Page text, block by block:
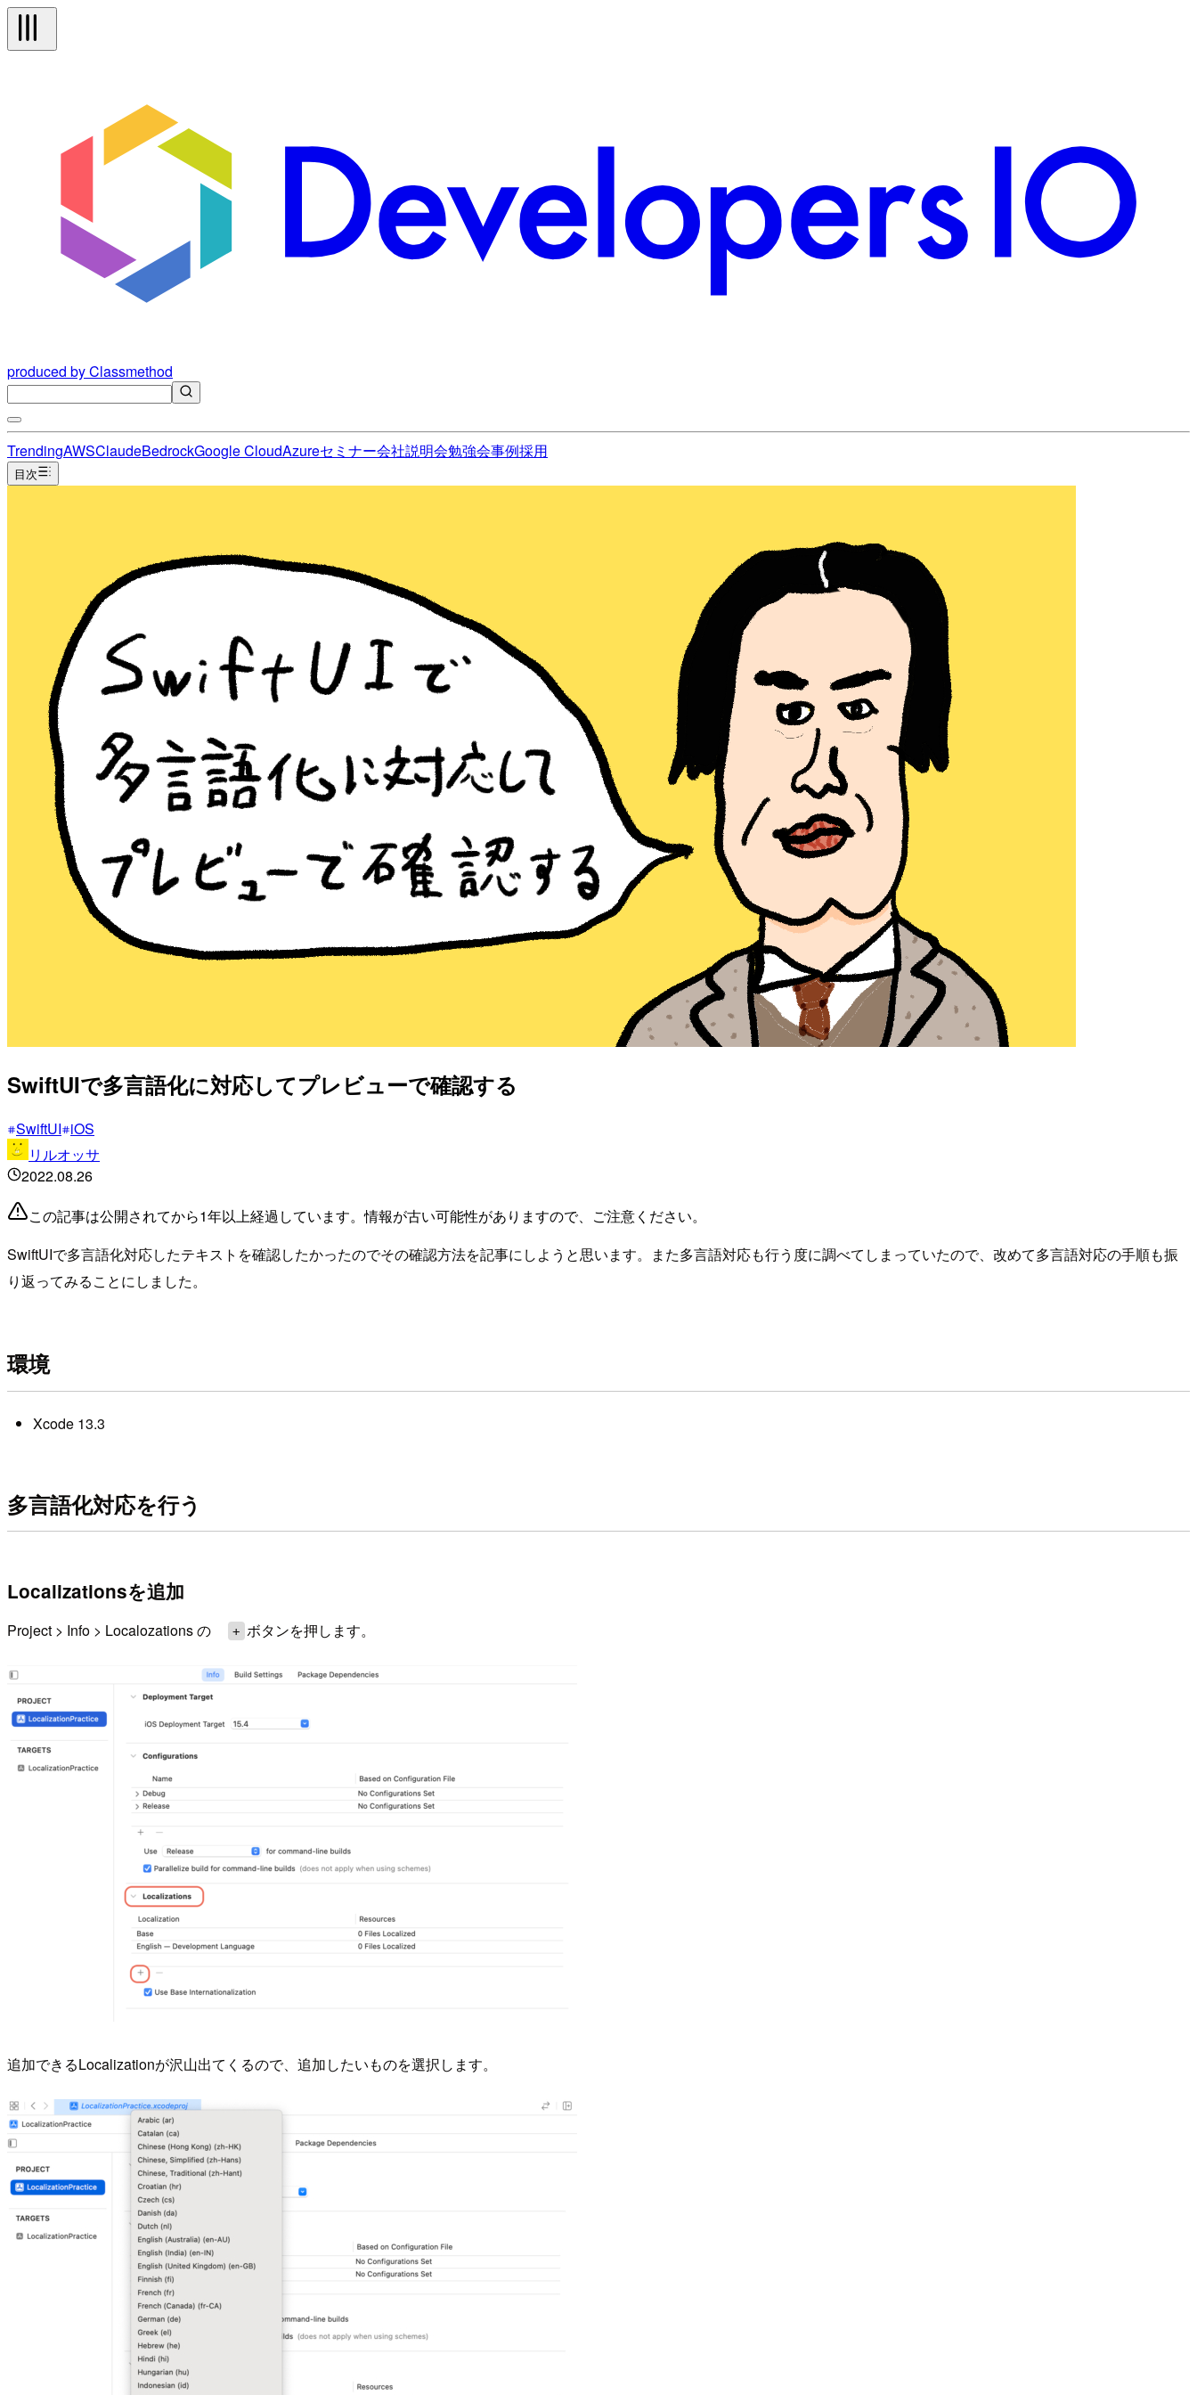
produced by Classmethod
TrendingAWSClaudeBedrockGoogle CloudAzureセミナー会社説明会勉強会事例採用
目次
SwiftUIで多言語化に対応してプレビューで確認する
SwiftUI iOS
リルオッサ
2022.08.26
この記事は公開されてから1年以上経過しています。情報が古い可能性がありますので、ご注意ください。
SwiftUIで多言語化対応したテキストを確認したかったのでその確認方法を記事にしようと思います。また多言語対応も行う度に調べてしまっていたので、改めて多言語対応の手順も振
り返ってみることにしました。
環境
Xcode 13.3
多言語化対応を行う
Localizationsを追加
Project > Info > Localozations の + ボタンを押します。
追加できるLocalizationが沢山出てくるので、追加したいものを選択します。